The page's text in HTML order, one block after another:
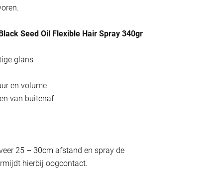
Seed Oil Flexible Hair Spray 340gr
glans
en volume
van buitenaf
25 – 30cm afstand en spray de
hierbij oogcontact.